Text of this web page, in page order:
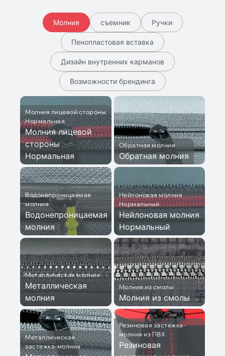
Молния съемник Ручки
Пенопластовая вставка
Дизайн внутренних карманов
Возможности брендинга
Молния лицевой стороны
Нормальная
Молния лицевой
стороны
Нормальная
Обратная молния
Обратная молния
Водонепроницаемая
молния
Водонепроницаемая
молния
Нейлоновая молния
Нормальный
Нейлоновая молния
Нормальный
Металлическая молния
Металлическая
молния
Молния из смолы
Молния из смолы
Металлическая
застежка-молния
Резиновая застежка-
молния из ПВХ
Резиновая